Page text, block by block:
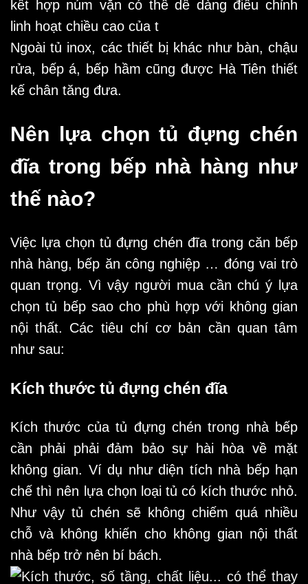
kết hợp núm vặn có thể dễ dàng điều chỉnh
linh hoạt chiều cao của t
Ngoài tủ inox, các thiết bị khác như bàn, chậu
rửa, bếp á, bếp hầm cũng được Hà Tiên thiết
kế chân tăng đưa.
Nên lựa chọn tủ đựng chén
đĩa trong bếp nhà hàng như
thế nào?
Việc lựa chọn tủ đựng chén đĩa trong căn bếp
nhà hàng, bếp ăn công nghiệp … đóng vai trò
quan trọng. Vì vậy người mua cần chú ý lựa
chọn tủ bếp sao cho phù hợp với không gian
nội thất. Các tiêu chí cơ bản cần quan tâm
như sau:
Kích thước tủ đựng chén đĩa
Kích thước của tủ đựng chén trong nhà bếp
cần phải phải đảm bảo sự hài hòa về mặt
không gian. Ví dụ như diện tích nhà bếp hạn
chế thì nên lựa chọn loại tủ có kích thước nhỏ.
Như vậy tủ chén sẽ không chiếm quá nhiều
chỗ và không khiến cho không gian nội thất
nhà bếp trở nên bí bách.